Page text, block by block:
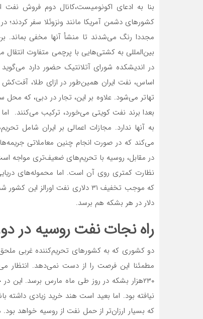
بنا به ادعای اکونومیست،کانال دوم فروش
کشورهای دشمن آمریکا مانند ونزوئلا سفر
مجددا رنگ می‌‌‌شدند تا منشأ آنها مخفی بماند.
بین‌المللی به کشتی‌‌‌هایی با پرچمی متفاوت
در اندیشکده شورای آتلانتیک حضور دارد
اساس، نفت ایران همین‌طور در ازای طلا،
تهاتر می‌شود. علاوه بر این، تجار در دبی، که محل
بعدا برند نفت کویتی می‌‌‌خورد، ترکیب می‌کنند.
به آنها ندارد. مجازات اعمالی بر ایران شامل
می‌کند که در صورت انجام چنین معاملاتی
در مقابل، روسیه با تحریم‌های ضعیف‌‌‌تری مواجه
نظارت کمتری روی آن است. اما محموله‌‌‌های
دلار در هر بشکه هم برسد.
راه نجات نفت روسیه در
دو کشوری که به کشورهای تحریم‌‌‌کننده غربی
مطمئنا این فرصت را از دست نمی‌‌‌دهد. انتظار
۲۳۰‌هزار بشکه در روز طی ماه مارس برسد.
نیافته بود. اما بعید است هند خرید زیادی داشته
که بسیار ارزان‌‌‌تر از حمل نفت از روسیه خواهد